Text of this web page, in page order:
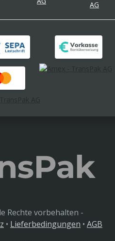
Rechte vorbehalten -
• Lieferbedingungen • AGB